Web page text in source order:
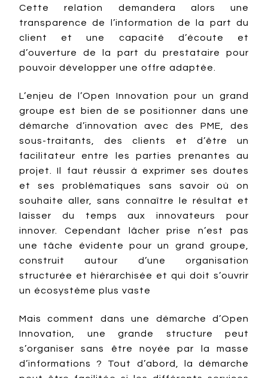
Cette relation demandera alors une
transparence de l’information de la part du
client et une capacité d’écoute et
d’ouverture de la part du prestataire pour
pouvoir développer une offre adaptée.
L’enjeu de l’Open Innovation pour un grand
groupe est bien de se positionner dans une
démarche d’innovation avec des PME, des
sous-traitants, des clients et d’être un
facilitateur entre les parties prenantes au
projet. Il faut réussir à exprimer ses doutes
et ses problématiques sans savoir où on
souhaite aller, sans connaître le résultat et
laisser du temps aux innovateurs pour
innover. Cependant lâcher prise n’est pas
une tâche évidente pour un grand groupe,
construit autour d’une organisation
structurée et hiérarchisée et qui doit s’ouvrir
un écosystème plus vaste
Mais comment dans une démarche d’Open
Innovation, une grande structure peut
s’organiser sans être noyée par la masse
d’informations ? Tout d’abord, la démarche